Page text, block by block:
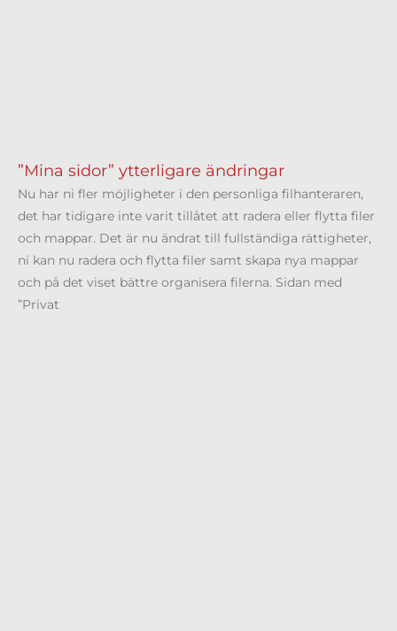
”Mina sidor” ytterligare ändringar
Nu har ni fler möjligheter i den personliga filhanteraren,
det har tidigare inte varit tillåtet att radera eller flytta filer
och mappar. Det är nu ändrat till fullständiga rättigheter,
ni kan nu radera och flytta filer samt skapa nya mappar
och på det viset bättre organisera filerna. Sidan med
”Privat